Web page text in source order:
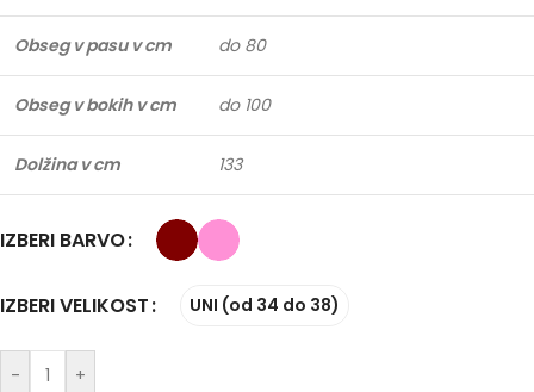
Obseg v pasu v cm do 80
Obseg v bokih v cm do 100
Dolžina v cm 133
IZBERI BARVO
IZBERI VELIKOST UNI (od 34 do 38)
- +